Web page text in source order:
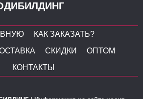
КАК ЗАКАЗАТЬ?
СКИДКИ
ОПТОМ
КОНТАКТЫ